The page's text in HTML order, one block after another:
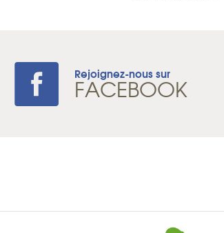
Rejoignez-nous sur
FACEBOOK